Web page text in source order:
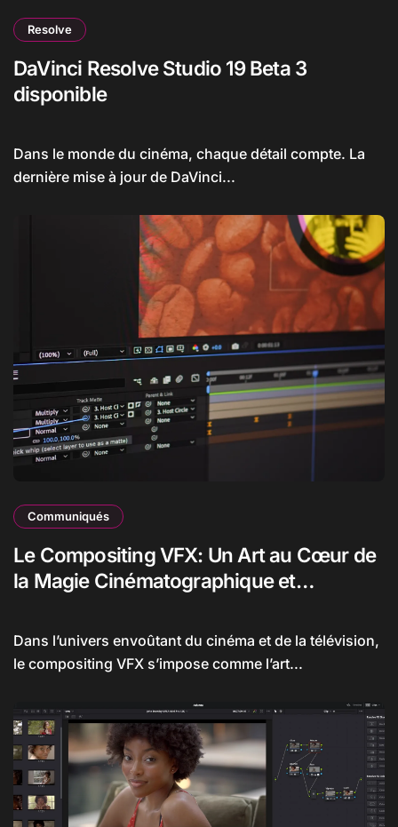
Resolve
DaVinci Resolve Studio 19 Beta 3
disponible
Dans le monde du cinéma, chaque détail compte. La
dernière mise à jour de DaVinci...
Communiqués
Le Compositing VFX: Un Art au Cœur de
la Magie Cinématographique et
Dans l’univers envoûtant du cinéma et de la télévision,
le compositing VFX s’impose comme l’art...